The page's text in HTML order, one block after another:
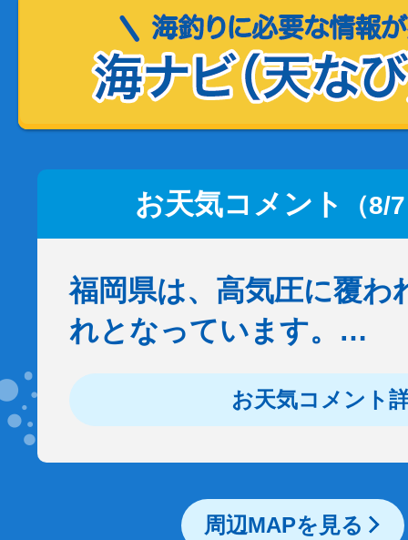
お天気コメント （8/
福岡県は、高気圧に覆わ
れとなっています。…
お天気コメント
周辺MAPを見る